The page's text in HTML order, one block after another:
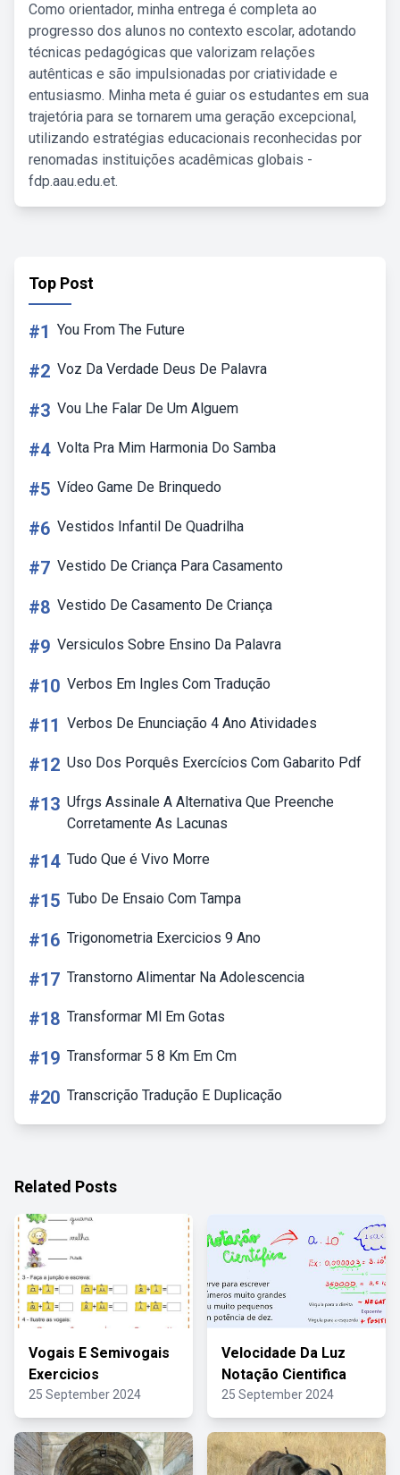
Como orientador, minha entrega é completa ao
progresso dos alunos no contexto escolar, adotando
técnicas pedagógicas que valorizam relações
autênticas e são impulsionadas por criatividade e
entusiasmo. Minha meta é guiar os estudantes em sua
trajetória para se tornarem uma geração excepcional,
utilizando estratégias educacionais reconhecidas por
renomadas instituições acadêmicas globais -
fdp.aau.edu.et.
Top Post
#1 You From The Future
#2 Voz Da Verdade Deus De Palavra
#3 Vou Lhe Falar De Um Alguem
#4 Volta Pra Mim Harmonia Do Samba
#5 Vídeo Game De Brinquedo
#6 Vestidos Infantil De Quadrilha
#7 Vestido De Criança Para Casamento
#8 Vestido De Casamento De Criança
#9 Versiculos Sobre Ensino Da Palavra
#10 Verbos Em Ingles Com Tradução
#11 Verbos De Enunciação 4 Ano Atividades
#12 Uso Dos Porquês Exercícios Com Gabarito Pdf
#13 Ufrgs Assinale A Alternativa Que Preenche
Corretamente As Lacunas
#14 Tudo Que é Vivo Morre
#15 Tubo De Ensaio Com Tampa
#16 Trigonometria Exercicios 9 Ano
#17 Transtorno Alimentar Na Adolescencia
#18 Transformar Ml Em Gotas
#19 Transformar 5 8 Km Em Cm
#20 Transcrição Tradução E Duplicação
Related Posts
Vogais E Semivogais
Exercicios
25 September 2024
Velocidade Da Luz
Notação Cientifica
25 September 2024